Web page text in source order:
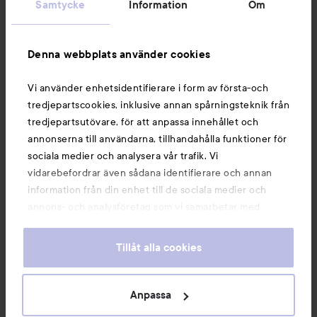
Samtycke Information Om
Denna webbplats använder cookies
Vi använder enhetsidentifierare i form av första-och
tredjepartscookies, inklusive annan spårningsteknik från
tredjepartsutövare, för att anpassa innehållet och
annonserna till användarna, tillhandahålla funktioner för
sociala medier och analysera vår trafik. Vi
vidarebefordrar även sådana identifierare och annan
information från din enhet till de sociala medier och
annons- och analysföretag som vi samarbetar med.
information som du har tillhandahållit eller som de har
våra cookies vid fortsatt användande av vår webbplats.
För information om hur du kan ändra inställningarna för
Tillåt alla cookies
Anpassa
Du kanske också gillar